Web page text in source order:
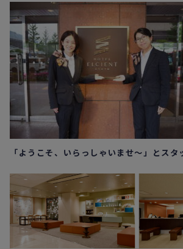
「ようこそ、いらっしゃいませ～」とスタ